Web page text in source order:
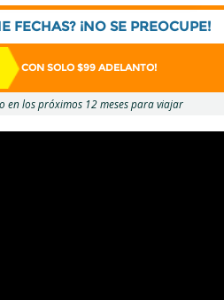
FECHAS? ¡NO SE PREOCUPE!
CON SOLO $99 ADELANTO!
en los próximos 12 meses para viajar